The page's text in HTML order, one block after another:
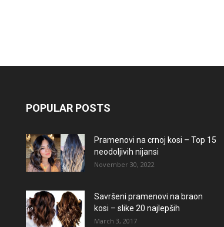
POPULAR POSTS
Pramenovi na crnoj kosi – Top 15
neodoljivih nijansi
November 30, 2022
Savršeni pramenovi na braon
kosi – slike 20 najlepših
March 3, 2017